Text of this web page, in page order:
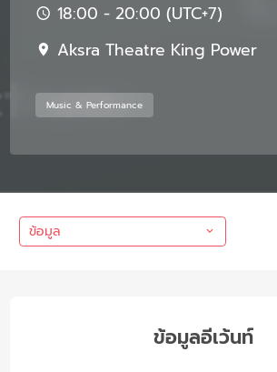
18:00 - 20:00 (UTC+7)
Aksra Theatre King Power
Music & Performance
ข้อมูล
ข้อมูลอีเว้นท์